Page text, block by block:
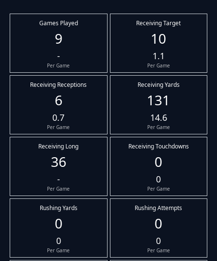
Games Played
9
-
Per Game
Receiving Target
10
1.1
Per Game
Receiving Receptions
6
0.7
Per Game
Receiving Yards
131
14.6
Per Game
Receiving Long
36
-
Per Game
Receiving Touchdowns
0
0
Per Game
Rushing Yards
0
0
Per Game
Rushing Attempts
0
0
Per Game